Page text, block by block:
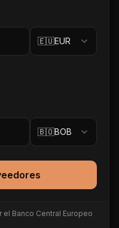
🇪🇺EUR
🇧🇴BOB
Banco Central Europeo